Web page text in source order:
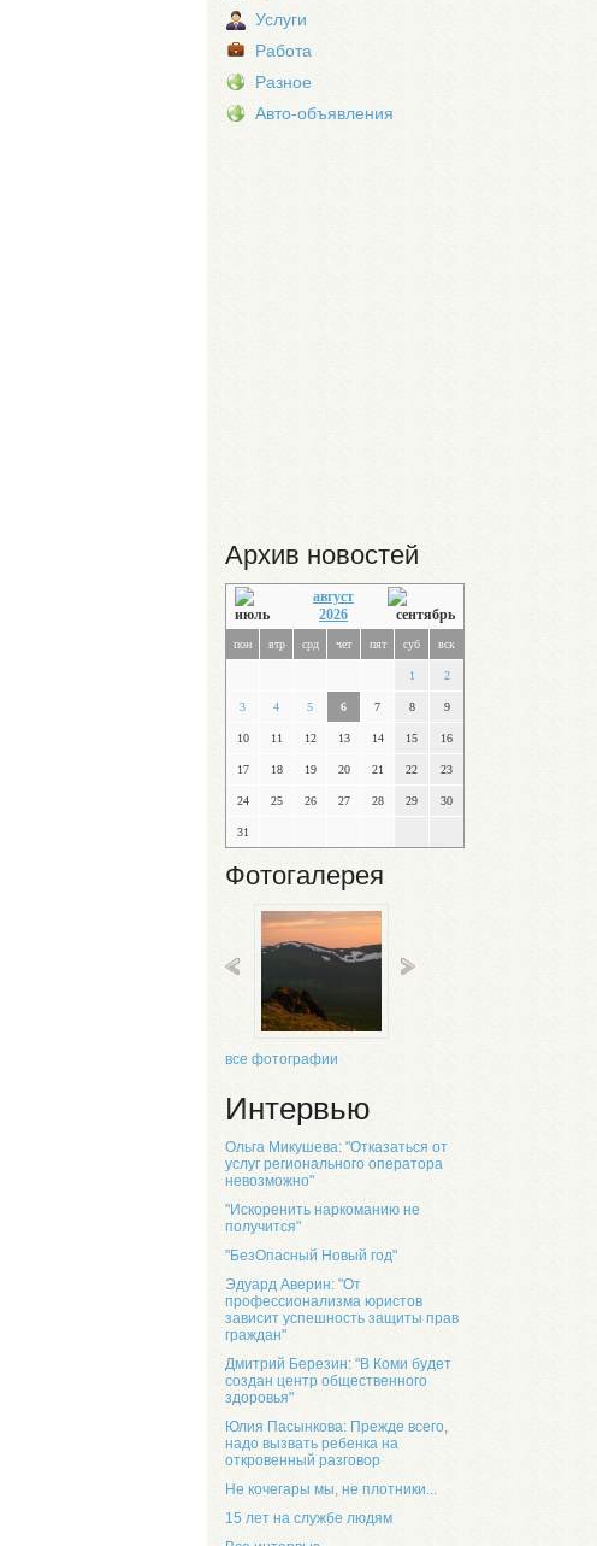
Услуги
Работа
Разное
Авто-объявления
Архив новостей
август
2026
пон втр срд чет пят суб вск
1 2
3 4 5 6 7 8 9
10 11 12 13 14 15 16
17 18 19 20 21 22 23
24 25 26 27 28 29 30
31
Фотогалерея
все фотографии
Интервью
Ольга Микушева: "Отказаться от
услуг регионального оператора
невозможно"
"Искоренить наркоманию не
получится"
"БезОпасный Новый год"
Эдуард Аверин: "От
профессионализма юристов
зависит успешность защиты прав
граждан"
Дмитрий Березин: "В Коми будет
создан центр общественного
здоровья"
Юлия Пасынкова: Прежде всего,
надо вызвать ребенка на
откровенный разговор
Не кочегары мы, не плотники...
15 лет на службе людям